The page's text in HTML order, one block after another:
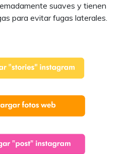
suaves y tienen
para evitar fugas laterales.